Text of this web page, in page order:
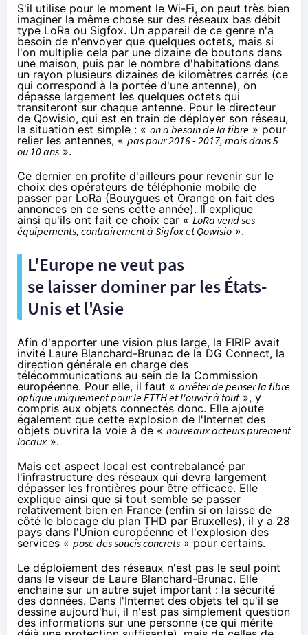
S'il utilise pour le moment le Wi-Fi, on peut très bien
imaginer la même chose sur des réseaux bas débit
type LoRa ou Sigfox. Un appareil de ce genre n'a
besoin de n'envoyer que quelques octets, mais si
l'on multiplie cela par une dizaine de boutons dans
une maison, puis par le nombre d'habitations dans
un rayon plusieurs dizaines de kilomètres carrés (ce
qui correspond à la portée d'une antenne), on
dépasse largement les quelques octets qui
transiteront sur chaque antenne. Pour le directeur
de Qowisio, qui est en train de déployer son réseau,
la situation est simple : « on a besoin dela fibre » pour
relier les antennes, « pas pour 2016 - 2017, mais dans 5
ou 10 ans ».
Ce dernier en profite d'ailleurs pour revenir sur le
choix des opérateurs de téléphonie mobile de
passer par LoRa (Bouygues et Orange on fait des
annonces en ce sens cette année). Il explique
ainsi qu'ils ont fait ce choix car «LoRa vend ses
équipements, contrairement à Sigfox et Qowisio ».
L'Europe ne veut pas
se laisser dominer par les États-
Unis et l'Asie
Afin d'apporter une vision plus large, la FIRIP avait
invité Laure Blanchard-Brunac de la DG Connect, la
direction générale en charge des
télécommunications au sein de la Commission
européenne. Pour elle, il faut « arrêter de penserla fibre
optique uniquement pour le FTTH et l'ouvrir à tout», y
compris aux objets connectés donc. Elle ajoute
également que cette explosion de l'Internet des
objets ouvrira la voie à de « nouveaux acteurs purement
locaux».
Mais cet aspect local est contrebalancé par
l'infrastructure des réseaux qui devra largement
dépasser les frontières pour être efficace. Elle
explique ainsi que si tout semble se passer
relativement bien en France (enfin si on laisse de
côté le blocage du plan THD par Bruxelles), il y a 28
pays dans l'Union européenne et l'explosion des
services « pose des soucis concrets » pour certains.
Le déploiement des réseaux n'est pas le seul point
dans le viseur de Laure Blanchard-Brunac. Elle
enchaine sur un autre sujet important : la sécurité
des données. Dans l'Internet des objets tel qu'il se
dessine aujourd'hui, il n'est pas simplement question
des informations sur une personne (ce qui mérite